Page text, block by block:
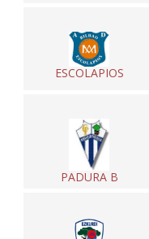
ESCOLAPIOS
PADURA B